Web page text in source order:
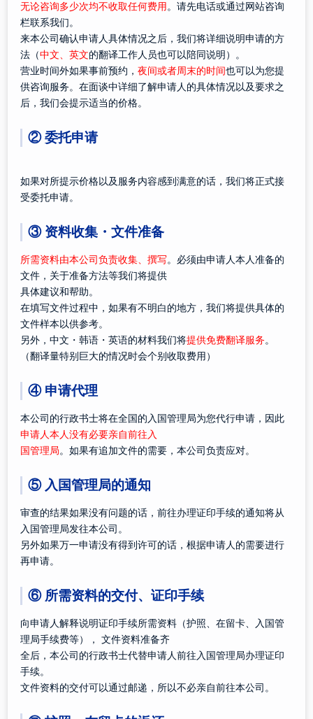
无论咨询多少次均不收取任何费用。请先电话或通过网站咨询
栏联系我们。
来本公司确认申请人具体情况之后，我们将详细说明申请的方
法（中文、英文的翻译工作人员也可以陪同说明）。
营业时间外如果事前预约，夜间或者周末的时间也可以为您提
供咨询服务。在面谈中详细了解申请人的具体情况以及要求之
后，我们会提示适当的价格。
② 委托申请
如果对所提示价格以及服务内容感到满意的话，我们将正式接
受委托申请。
③ 资料收集・文件准备
所需资料由本公司负责收集、撰写。必须由申请人本人准备的
文件，关于准备方法等我们将提供
具体建议和帮助。
在填写文件过程中，如果有不明白的地方，我们将提供具体的
文件样本以供参考。
另外，中文・韩语・英语的材料我们将提供免费翻译服务。
（翻译量特别巨大的情况时会个别收取费用）
④ 申请代理
本公司的行政书士将在全国的入国管理局为您代行申请，因此
申请人本人没有必要亲自前往入
国管理局。如果有追加文件的需要，本公司负责应对。
⑤ 入国管理局的通知
审查的结果如果没有问题的话，前往办理证印手续的通知将从
入国管理局发往本公司。
另外如果万一申请没有得到许可的话，根据申请人的需要进行
再申请。
⑥ 所需资料的交付、证印手续
向申请人解释说明证印手续所需资料（护照、在留卡、入国管
理局手续费等）， 文件资料准备齐
全后，本公司的行政书士代替申请人前往入国管理局办理证印
手续。
文件资料的交付可以通过邮递，所以不必亲自前往本公司。